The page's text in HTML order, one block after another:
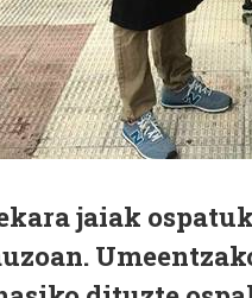
jaiak